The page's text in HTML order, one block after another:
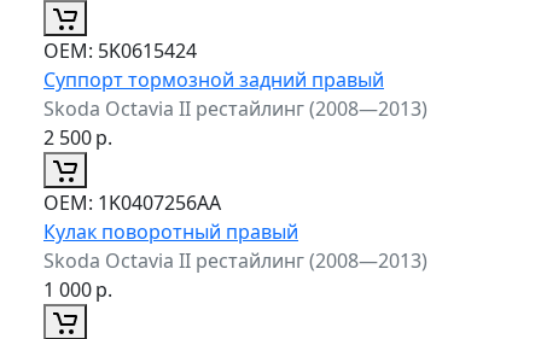
ОЕМ: 5K0615424
Суппорт тормозной задний правый
Skoda Octavia II рестайлинг (2008—2013)
2 500р.
ОЕМ: 1K0407256AA
Кулак поворотный правый
Skoda Octavia II рестайлинг (2008—2013)
1 000р.